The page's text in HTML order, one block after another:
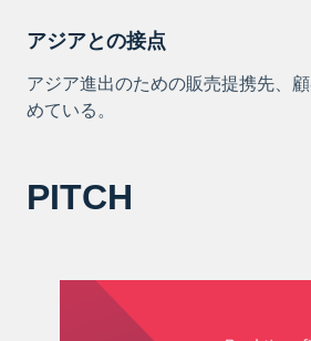
アジアとの接点
アジア進出のための販売提携先、
めている。
PITCH